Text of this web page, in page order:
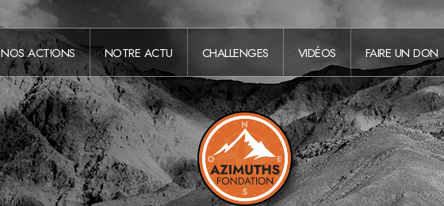
NOS ACTIONS NOTRE ACTU CHALLENGES VIDÉOS FAIRE UN DON